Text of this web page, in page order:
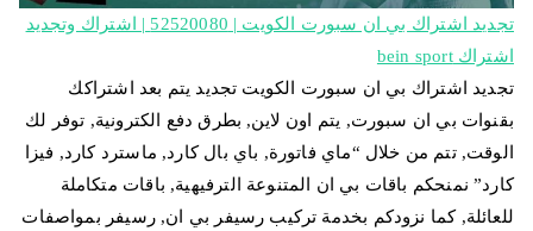
تجديد اشتراك بي ان سبورت الكويت | 52520080 | اشتراك وتجديد
اشتراك bein sport
تجديد اشتراك بي ان سبورت الكويت تجديد يتم بعد اشتراكك
بقنوات بي ان سبورت, يتم اون لاين, بطرق دفع الكترونية, توفر لك
الوقت, تتم من خلال “ماي فاتورة, باي بال كارد, ماسترد كارد, فيزا
كارد” نمنحكم باقات بي ان المتنوعة الترفيهية, باقات متكاملة
للعائلة, كما نزودكم بخدمة تركيب رسيفر بي ان, رسيفر بمواصفات